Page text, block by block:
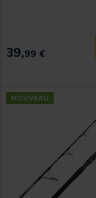
39,99 €
NOUVEAU